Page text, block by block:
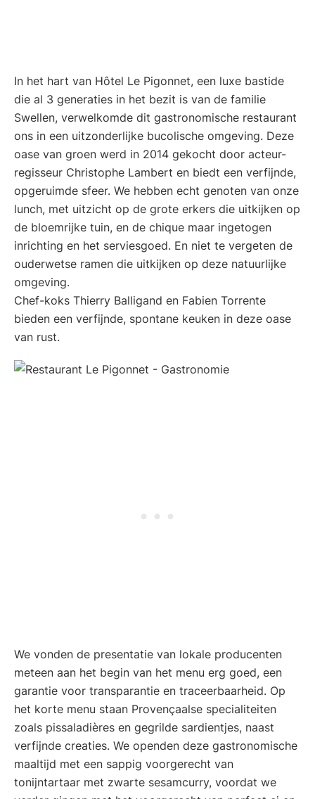
In het hart van Hôtel Le Pigonnet, een luxe bastide
die al 3 generaties in het bezit is van de familie
Swellen, verwelkomde dit gastronomische restaurant
ons in een uitzonderlijke bucolische omgeving. Deze
oase van groen werd in 2014 gekocht door acteur-
regisseur Christophe Lambert en biedt een verfijnde,
opgeruimde sfeer. We hebben echt genoten van onze
lunch, met uitzicht op de grote erkers die uitkijken op
de bloemrijke tuin, en de chique maar ingetogen
inrichting en het serviesgoed. En niet te vergeten de
ouderwetse ramen die uitkijken op deze natuurlijke
omgeving.
Chef-koks Thierry Balligand en Fabien Torrente
bieden een verfijnde, spontane keuken in deze oase
van rust.
We vonden de presentatie van lokale producenten
meteen aan het begin van het menu erg goed, een
garantie voor transparantie en traceerbaarheid. Op
het korte menu staan Provençaalse specialiteiten
zoals pissaladières en gegrilde sardientjes, naast
verfijnde creaties. We openden deze gastronomische
maaltijd met een sappig voorgerecht van
tonijntartaar met zwarte sesamcurry, voordat we